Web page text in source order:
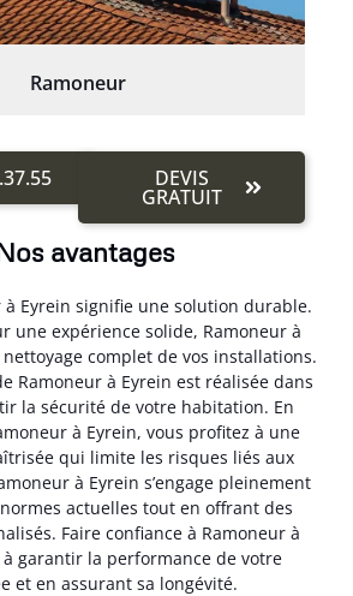
Ramoneur
DEVIS
GRATUIT
avantages
à Eyrein signifie une solution durable.
une expérience solide, Ramoneur à
complet de vos installations.
Ramoneur à Eyrein est réalisée dans
la sécurité de votre habitation. En
à Eyrein, vous profitez à une
qui limite les risques liés aux
à Eyrein s’engage pleinement
actuelles tout en offrant des
Faire confiance à Ramoneur à
garantir la performance de votre
et en assurant sa longévité.